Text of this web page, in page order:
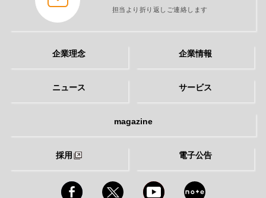
担当より折り返しご連絡します
企業理念 企業情報
ニュース サービス
magazine
採用 電子公告